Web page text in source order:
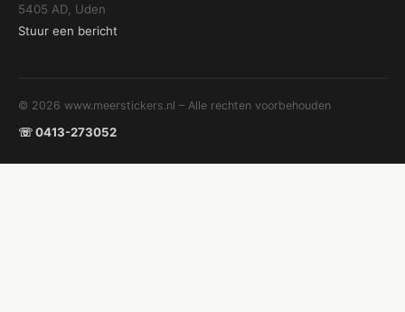
5405 AD, Uden
Stuur een bericht
© 2026 www.meerstickers.nl – Alle rechten voorbehouden
☏ 0413-273052